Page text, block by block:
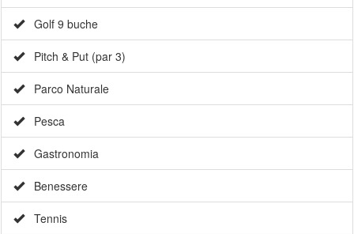
Golf 9 buche
Pitch & Put (par 3)
Parco Naturale
Pesca
Gastronomia
Benessere
Tennis